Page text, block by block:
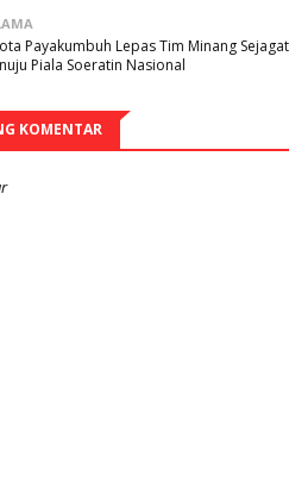
Payakumbuh Lepas Tim Minang
Piala Soeratin Nasional
KOMENTAR